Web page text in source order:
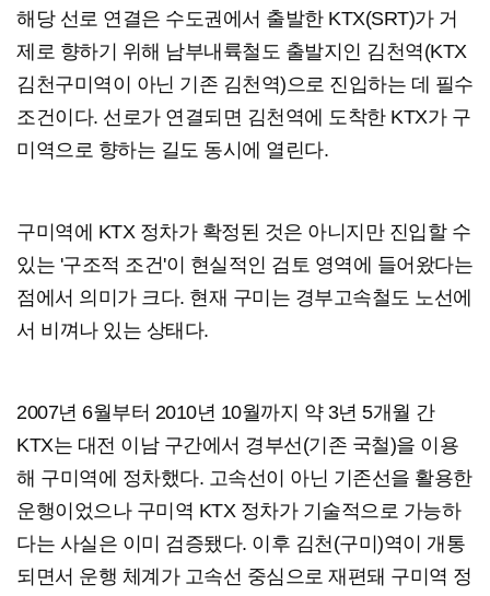
해당 선로 연결은 수도권에서 출발한 KTX(SRT)가 거
제로 향하기 위해 남부내륙철도 출발지인 김천역(KTX
김천구미역이 아닌 기존 김천역)으로 진입하는 데 필수
조건이다. 선로가 연결되면 김천역에 도착한 KTX가 구
미역으로 향하는 길도 동시에 열린다.
구미역에 KTX 정차가 확정된 것은 아니지만 진입할 수
있는 '구조적 조건'이 현실적인 검토 영역에 들어왔다는
점에서 의미가 크다. 현재 구미는 경부고속철도 노선에
서 비껴나 있는 상태다.
2007년 6월부터 2010년 10월까지 약 3년 5개월 간
KTX는 대전 이남 구간에서 경부선(기존 국철)을 이용
해 구미역에 정차했다. 고속선이 아닌 기존선을 활용한
운행이었으나 구미역 KTX 정차가 기술적으로 가능하
다는 사실은 이미 검증됐다. 이후 김천(구미)역이 개통
되면서 운행 체계가 고속선 중심으로 재편돼 구미역 정